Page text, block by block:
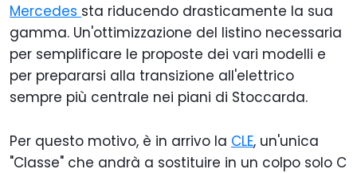
Mercedes sta riducendo drasticamente la sua
gamma. Un'ottimizzazione del listino necessaria
per semplificare le proposte dei vari modelli e
per prepararsi alla transizione all'elettrico
sempre più centrale nei piani di Stoccarda.
Per questo motivo, è in arrivo la CLE, un'unica
"Classe" che andrà a sostituire in un colpo solo C